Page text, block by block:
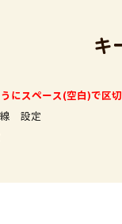
キ
スペース(空白)で区切
線 設定